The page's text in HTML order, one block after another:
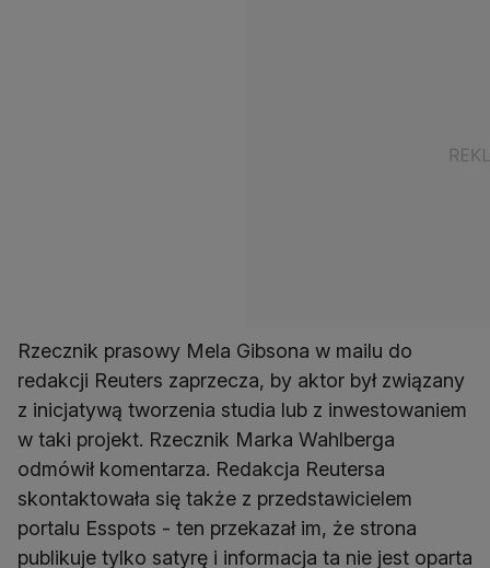
Rzecznik prasowy Mela Gibsona w mailu do
redakcji Reuters zaprzecza, by aktor był związany
z inicjatywą tworzenia studia lub z inwestowaniem
w taki projekt. Rzecznik Marka Wahlberga
odmówił komentarza. Redakcja Reutersa
skontaktowała się także z przedstawicielem
portalu Esspots - ten przekazał im, że strona
publikuje tylko satyrę i informacja ta nie jest oparta